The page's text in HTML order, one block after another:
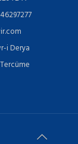
i Derya